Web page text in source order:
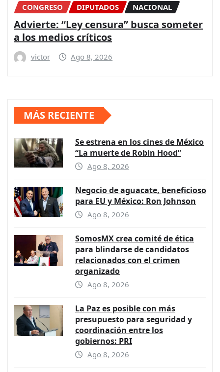
CONGRESO DIPUTADOS NACIONAL
Advierte: “Ley censura” busca someter
a los medios críticos
victor Ago 8, 2026
MÁS RECIENTE
Se estrena en los cines de México
“La muerte de Robin Hood”
Ago 8, 2026
Negocio de aguacate, beneficioso
para EU y México: Ron Johnson
Ago 8, 2026
SomosMX crea comité de ética
para blindarse de candidatos
relacionados con el crimen
organizado
Ago 8, 2026
La Paz es posible con más
presupuesto para seguridad y
coordinación entre los
gobiernos: PRI
Ago 8, 2026